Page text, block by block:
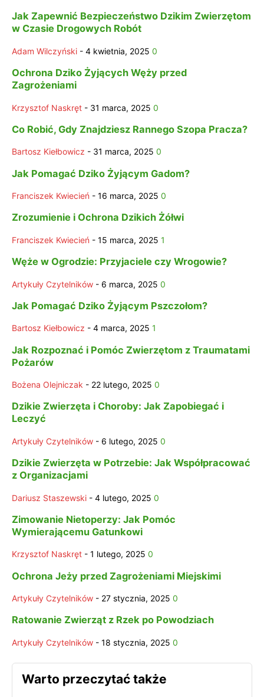
Jak Zapewnić Bezpieczeństwo Dzikim Zwierzętom
w Czasie Drogowych Robót
Adam Wilczyński - 4 kwietnia, 2025 0
Ochrona Dziko Żyjących Węży przed
Zagrożeniami
Krzysztof Naskręt - 31 marca, 2025 0
Co Robić, Gdy Znajdziesz Rannego Szopa Pracza?
Bartosz Kiełbowicz - 31 marca, 2025 0
Jak Pomagać Dziko Żyjącym Gadom?
Franciszek Kwiecień - 16 marca, 2025 0
Zrozumienie i Ochrona Dzikich Żółwi
Franciszek Kwiecień - 15 marca, 2025 1
Węże w Ogrodzie: Przyjaciele czy Wrogowie?
Artykuły Czytelników - 6 marca, 2025 0
Jak Pomagać Dziko Żyjącym Pszczołom?
Bartosz Kiełbowicz - 4 marca, 2025 1
Jak Rozpoznać i Pomóc Zwierzętom z Traumatami
Pożarów
Bożena Olejniczak - 22 lutego, 2025 0
Dzikie Zwierzęta i Choroby: Jak Zapobiegać i
Leczyć
Artykuły Czytelników - 6 lutego, 2025 0
Dzikie Zwierzęta w Potrzebie: Jak Współpracować
z Organizacjami
Dariusz Staszewski - 4 lutego, 2025 0
Zimowanie Nietoperzy: Jak Pomóc
Wymierającemu Gatunkowi
Krzysztof Naskręt - 1 lutego, 2025 0
Ochrona Jeży przed Zagrożeniami Miejskimi
Artykuły Czytelników - 27 stycznia, 2025 0
Ratowanie Zwierząt z Rzek po Powodziach
Artykuły Czytelników - 18 stycznia, 2025 0
Warto przeczytać także